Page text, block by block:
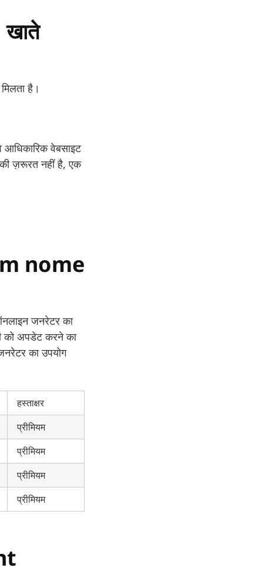
है।
आधिकारिक वेबसाइट
ज़रूरत नहीं है, एक
nome
जनरेटर का
को अपडेट करने का
का उपयोग
हस्ताक्षर
प्रीमियम
प्रीमियम
प्रीमियम
प्रीमियम